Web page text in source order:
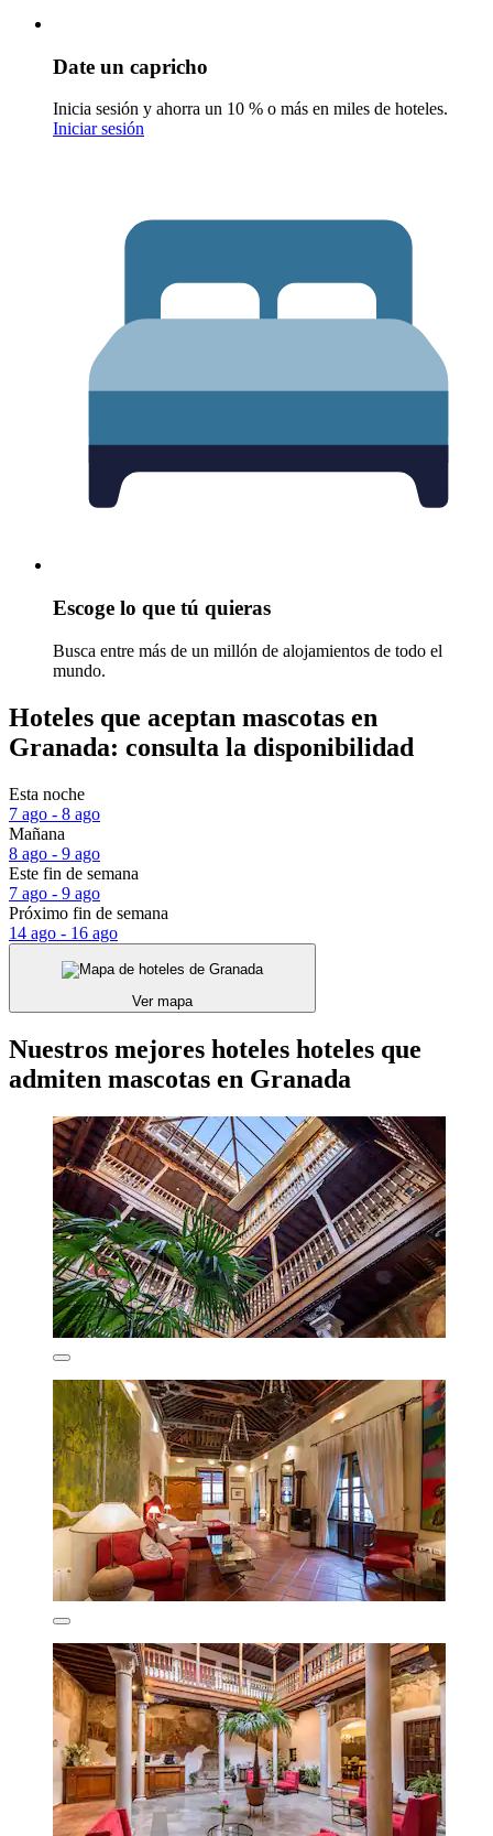
Date un capricho
Inicia sesión y ahorra un 10 % o más en miles de hoteles.
Iniciar sesión
Escoge lo que tú quieras
Busca entre más de un millón de alojamientos de todo el
mundo.
Hoteles que aceptan mascotas en
Granada: consulta la disponibilidad
Esta noche
7 ago - 8 ago
Mañana
8 ago - 9 ago
Este fin de semana
7 ago - 9 ago
Próximo fin de semana
14 ago - 16 ago
Ver mapa
Nuestros mejores hoteles hoteles que
admiten mascotas en Granada